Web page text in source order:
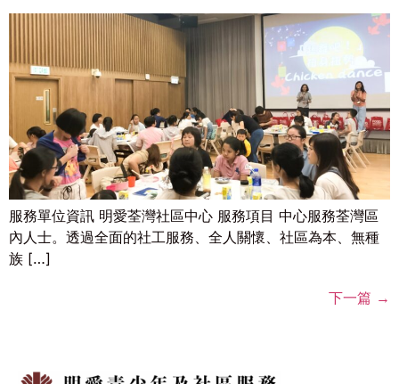
服務單位資訊 明愛荃灣社區中心 服務項目 中心服務荃灣區
內人士。透過全面的社工服務、全人關懷、社區為本、無種
族 […]
下一篇 →